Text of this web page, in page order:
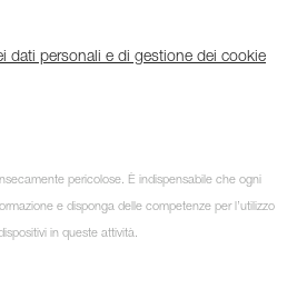
dati personali e di gestione dei cookie
pericolose. È indispensabile che ogni
e disponga delle competenze per l’utilizzo
in queste attività.